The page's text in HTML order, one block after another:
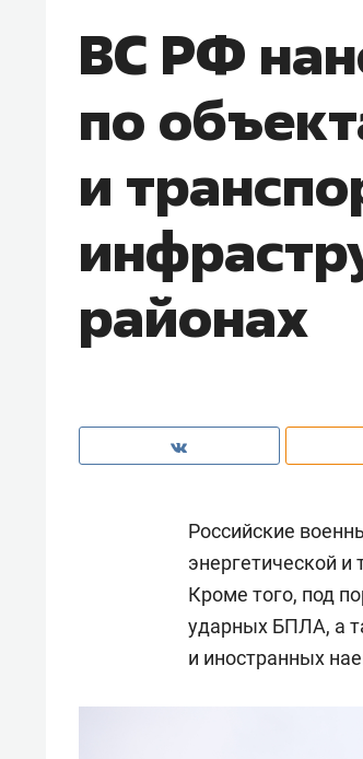
ВС РФ
по
и
районах
Российские
энергетической
Кроме того, под
ударных БПЛА, а
и иностранных